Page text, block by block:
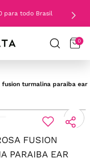
para todo Brasil
0
turmalina paraiba ear
FUSION
PARAIBA EAR